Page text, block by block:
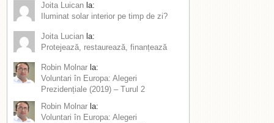
Joita Luican la:
Iluminat solar interior pe timp de zi?
Joita Lucian la:
Protejează, restaurează, finanțează
Robin Molnar la:
Voluntari în Europa: Alegeri
Prezidențiale (2019) – Turul 2
Robin Molnar la:
Voluntari în Europa: Alegeri